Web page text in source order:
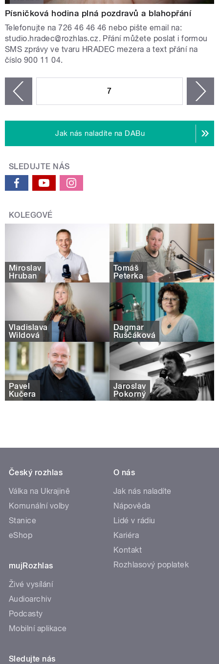
Písničková hodina plná pozdravů a blahopřání
Telefonujte na 726 46 46 46 nebo pište email na:
studio.hradec@rozhlas.cz. Přání můžete poslat i formou
SMS zprávy ve tvaru HRADEC mezera a text přání na
číslo 900 11 04.
7
Jak nás naladíte na DABu
SLEDUJTE NÁS
KOLEGOVÉ
Miroslav
Hruban
Tomáš
Peterka
Vladislava
Wildová
Dagmar
Ruščáková
Pavel
Kučera
Jaroslav
Pokorný
Český rozhlas
Válka na Ukrajině
Komunální volby
Stanice
eShop
mujRozhlas
Živé vysílání
Audioarchiv
Podcasty
Mobilní aplikace
O nás
Jak nás naladíte
Nápověda
Lidé v rádiu
Kariéra
Kontakt
Rozhlasový poplatek
Sledujte nás